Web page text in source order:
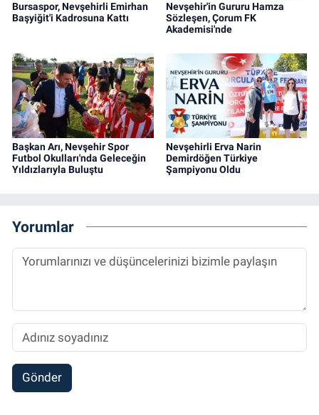
Bursaspor, Nevşehirli Emirhan
Başyiğit'i Kadrosuna Kattı
Nevşehir'in Gururu Hamza
Sözleşen, Çorum FK
Akademisi'nde
Başkan Arı, Nevşehir Spor
Futbol Okulları'nda Geleceğin
Yıldızlarıyla Buluştu
Nevşehirli Erva Narin
Demirdöğen Türkiye
Şampiyonu Oldu
Yorumlar
Gönder